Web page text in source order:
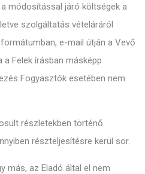
módosítással járó költségek a
szolgáltatás vételáráról
e-mail útján a Vevő
a Felek írásban másképp
Fogyasztók esetében nem
részletekben történő
részteljesítésre kerül sor.
más, az Eladó által el nem